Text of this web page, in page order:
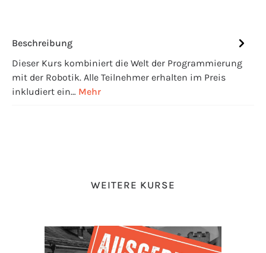
Beschreibung
Dieser Kurs kombiniert die Welt der Programmierung
mit der Robotik. Alle Teilnehmer erhalten im Preis
inkludiert ein… Mehr
Produktgalerie überspringenWEITERE KURSE